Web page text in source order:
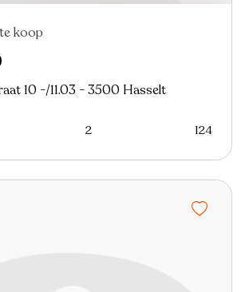
koop
10 -/11.03 - 3500 Hasselt
2 124